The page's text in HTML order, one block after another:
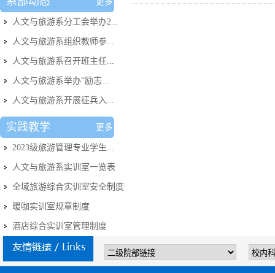
人文与旅游系分工会举办2...
人文与旅游系组织教师参...
人文与旅游系召开班主任...
人文与旅游系举办“励志...
人文与旅游系开展征兵入...
实践教学 更多
2023级旅游管理专业学生...
人文与旅游系实训室​一览表
全域旅游综合实训室安全制度
暖咖实训室规章制度
酒店综合实训室管理制度